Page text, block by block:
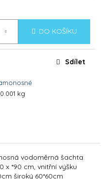
DO KOŠÍKU
kg
Sdílet
vodoměrná šachta
x *90 cm, vnitřní výšku
široký 60*60cm